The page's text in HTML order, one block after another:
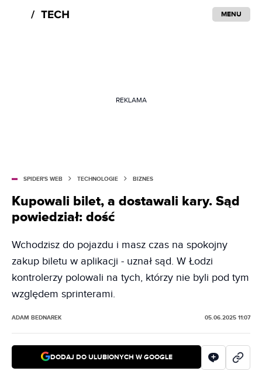
MENU
REKLAMA
SPIDER'S WEB TECHNOLOGIE BIZNES
Kupowali bilet, a dostawali kary. Sąd
powiedział: dość
Wchodzisz do pojazdu i masz czas na spokojny
zakup biletu w aplikacji - uznał sąd. W Łodzi
kontrolerzy polowali na tych, którzy nie byli pod tym
względem sprinterami.
ADAM BEDNAREK 05.06.2025 11:07
DODAJ DO ULUBIONYCH W GOOGLE